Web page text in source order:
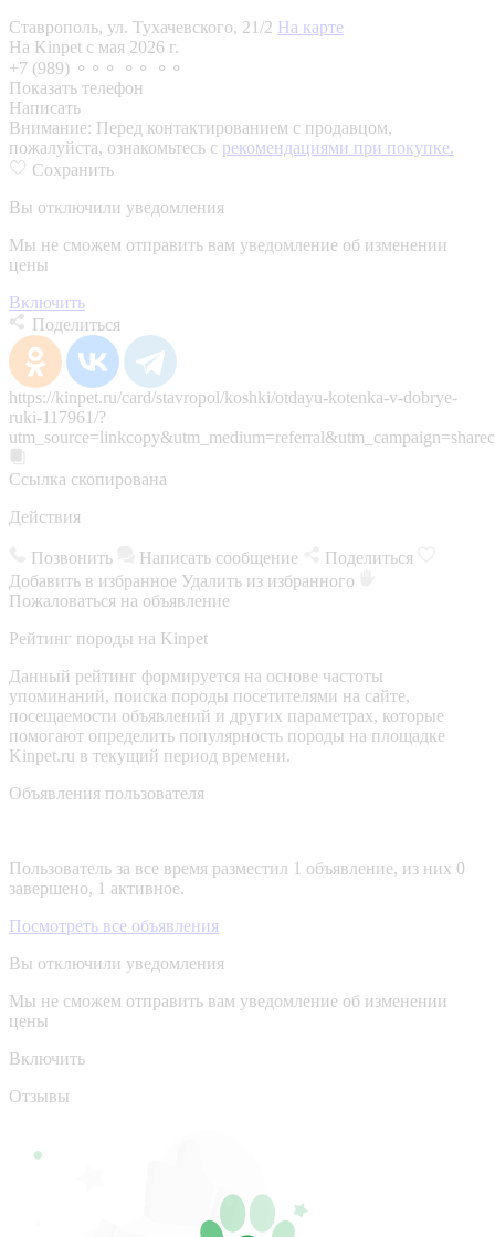
Ставрополь, ул. Тухачевского, 21/2 На карте
На Kinpet c мая 2026 г.
+7 (989) ⚬⚬⚬ ⚬⚬ ⚬⚬
Показать телефон
Написать
Внимание: Перед контактированием с продавцом,
пожалуйста, ознакомьтесь с рекомендациями при покупке.
Сохранить
Вы отключили уведомления
Мы не сможем отправить вам уведомление об изменении
цены
Включить
Поделиться
https://kinpet.ru/card/stavropol/koshki/otdayu-kotenka-v-dobrye-
ruki-117961/?
Ссылка скопирована
Действия
Позвонить Написать сообщение
Поделиться
Добавить в избранное Удалить из избранного
Пожаловаться на объявление
Рейтинг породы на Kinpet
Данный рейтинг формируется на основе частоты
упоминаний, поиска породы посетителями на сайте,
посещаемости объявлений и других параметрах, которые
помогают определить популярность породы на площадке
Kinpet.ru в текущий период времени.
Объявления пользователя
Пользователь за все время разместил 1 объявление, из них 0
завершено, 1 активное.
Посмотреть все объявления
Вы отключили уведомления
Мы не сможем отправить вам уведомление об изменении
цены
Включить
Отзывы